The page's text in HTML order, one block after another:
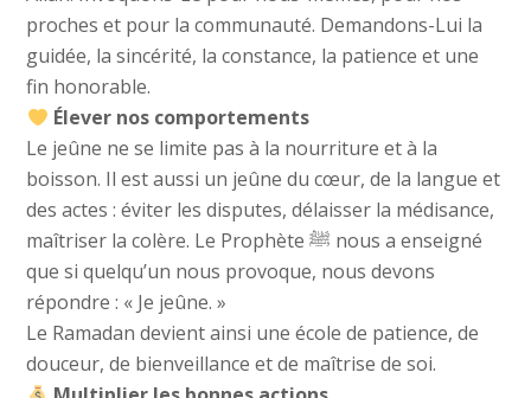
proches et pour la communauté. Demandons-Lui la
guidée, la sincérité, la constance, la patience et une
fin honorable.
Élever nos comportements
Le jeûne ne se limite pas à la nourriture et à la
boisson. Il est aussi un jeûne du cœur, de la langue et
des actes : éviter les disputes, délaisser la médisance,
maîtriser la colère. Le Prophète ﷺ nous a enseigné
que si quelqu’un nous provoque, nous devons
répondre : « Je jeûne. »
Le Ramadan devient ainsi une école de patience, de
douceur, de bienveillance et de maîtrise de soi.